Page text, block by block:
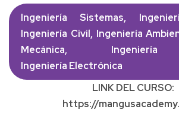
Ingeniería Sistemas,
Ingeniería Civil, Ingeniería
Mecánica, Ingeniería
Ingeniería Electrónica
LINK DEL CURSO:
https://